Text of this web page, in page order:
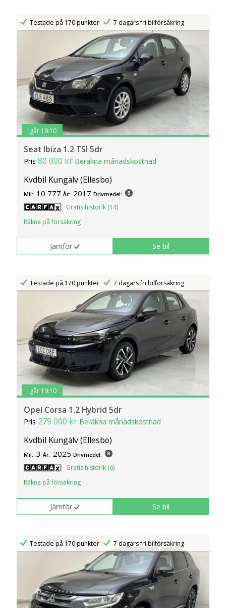
Testade på 170 punkter 7 dagars fri bilförsäkring
igår 19:10
Seat Ibiza 1.2 TSI 5dr
Pris80 000 kr Beräkna månadskostnad
Kvdbil Kungälv (Ellesbo)
Mil: 10 777 År: 2017 Drivmedel:
Gratis historik (14)
Räkna på försäkring
Jämför Se bil
Testade på 170 punkter 7 dagars fri bilförsäkring
igår 19:10
Opel Corsa 1.2 Hybrid 5dr
Pris 279 000 kr Beräkna månadskostnad
Kvdbil Kungälv (Ellesbo)
Mil: 3 År: 2025 Drivmedel:
Gratis historik (6)
Räkna på försäkring
Jämför Se bil
Testade på 170 punkter 7 dagars fri bilförsäkring